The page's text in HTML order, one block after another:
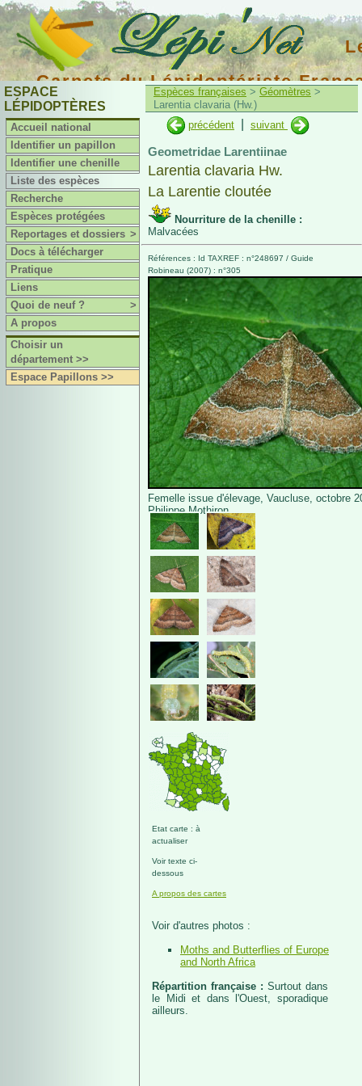
Carnets du Lépidoptériste
ESPACE
LÉPIDOPTÈRES
Accueil national
Identifier un papillon
Identifier une chenille
Liste des espèces
Recherche
Espèces protégées
Reportages et dossiers >
Docs à télécharger
Pratique
Liens
Quoi de neuf ?
>
A propos
Choisir un
département >>
Espace Papillons >>
Espèces françaises > Géomètres >
Larentia clavaria (Hw.)
précédent
suivant
Geometridae Larentiinae
Larentia clavaria Hw.
La Larentie cloutée
Nourriture de la chenille :
Malvacées
Références : Id TAXREF : n°248697 / Guide
Robineau (2007) : n°305
Femelle issue d'élevage, Vaucluse, octobre
Philippe Mothiron.
Etat carte : à
actualiser
Voir texte ci-
dessous
A propos des cartes
Voir d'autres photos :
Moths and Butterflies of Europe
and North Africa
Répartition française : Surtout dans
le Midi et dans l'Ouest, sporadique
ailleurs.